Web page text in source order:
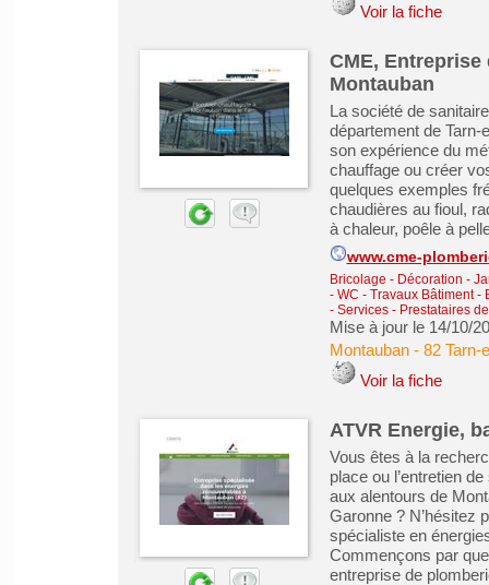
Voir la fiche
CME, Entreprise
Montauban
La société de
département de
son expérience du
chauffage ou créer
quelques exemples
chaudières au fioul,
à chaleur, poêle à
www.cme-
Bricolage - Décoration -
- WC - Travaux Bâtiment -
- Services - Prestataires
Mise à jour le 14/10/
Montauban- 82 Tarn-
Voir la fiche
ATVR Energie,
Vous êtes à la
place ou l’entretien
aux alentours de
Garonne ? N’hésitez
spécialiste en
Commençons par
entreprise de